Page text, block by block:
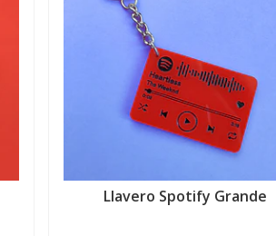
Llavero Spotify Grande